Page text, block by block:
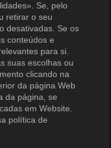
Se, pelo
retirar o seu
desativadas. Se os
conteúdos e
para si.
suas escolhas ou
clicando na
da página Web
da página, se
em Website.
política de